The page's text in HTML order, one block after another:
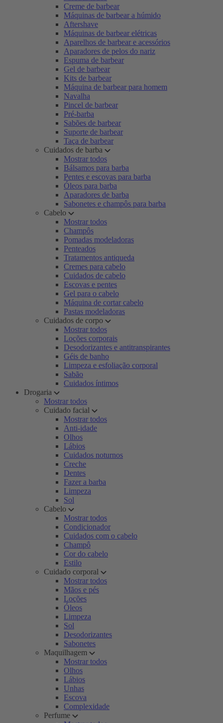
Creme de barbear
Máquinas de barbear a húmido
Aftershave
Máquinas de barbear elétricas
Aparelhos de barbear e acessórios
Aparadores de pelos do nariz
Espuma de barbear
Gel de barbear
Kits de barbear
Máquina de barbear para homem
Navalha
Pincel de barbear
Pré-barba
Sabões de barbear
Suporte de barbear
Taça de barbear
Cuidados de barba
Mostrar todos
Bálsamos para barba
Pentes e escovas para barba
Óleos para barba
Aparadores de barba
Sabonetes e champôs para barba
Cabelo
Mostrar todos
Champôs
Pomadas modeladoras
Penteados
Tratamentos antiqueda
Cremes para cabelo
Cuidados de cabelo
Escovas e pentes
Gel para o cabelo
Máquina de cortar cabelo
Pastas modeladoras
Cuidados de corpo
Mostrar todos
Loções corporais
Desodorizantes e antitranspirantes
Géis de banho
Limpeza e esfoliação corporal
Sabão
Cuidados íntimos
Drogaria
Mostrar todos
Cuidado facial
Mostrar todos
Anti-idade
Olhos
Lábios
Cuidados noturnos
Creche
Dentes
Fazer a barba
Limpeza
Sol
Cabelo
Mostrar todos
Condicionador
Cuidados com o cabelo
Champô
Cor do cabelo
Estilo
Cuidado corporal
Mostrar todos
Mãos e pés
Loções
Óleos
Limpeza
Sol
Desodorizantes
Sabonetes
Maquilhagem
Mostrar todos
Olhos
Lábios
Unhas
Escova
Complexidade
Perfume